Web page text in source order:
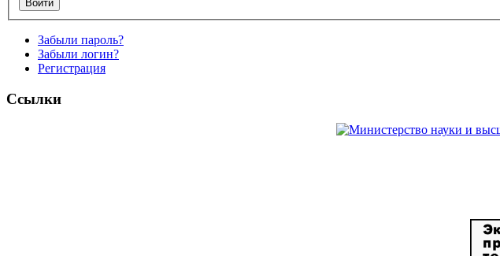
Забыли пароль?
Забыли логин?
Регистрация
Ссылки